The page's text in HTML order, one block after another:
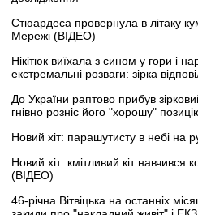
Стюардеса провернула в літаку
Мережі (ВІДЕО)
Нікітюк виїхала з сином у гори і
екстремальні розваги: зірка
До України раптово прибув
гнівно розніс його "хорошу"
Новий хіт: парашутисту в небі на
Новий хіт: кмітливий кіт навчився
(ВІДЕО)
46-річна Вітвіцька на останніх